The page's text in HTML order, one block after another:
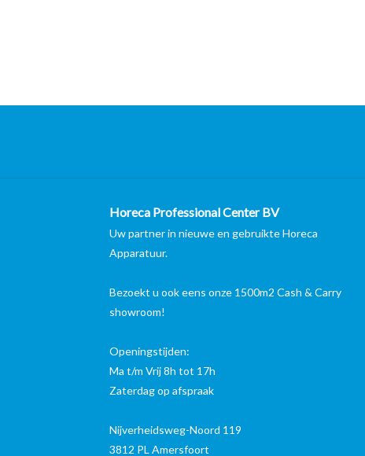
Horeca Professional Center BV
Uw partner in nieuwe en gebruikte Horeca
Apparatuur.
Bezoekt u ook eens onze 1500m2 Cash & Carry
showroom!
Openingstijden:
Ma t/m Vrij 8h tot 17h
Zaterdag op afspraak
Nijverheidsweg-Noord 119
3812 PL Amersfoort